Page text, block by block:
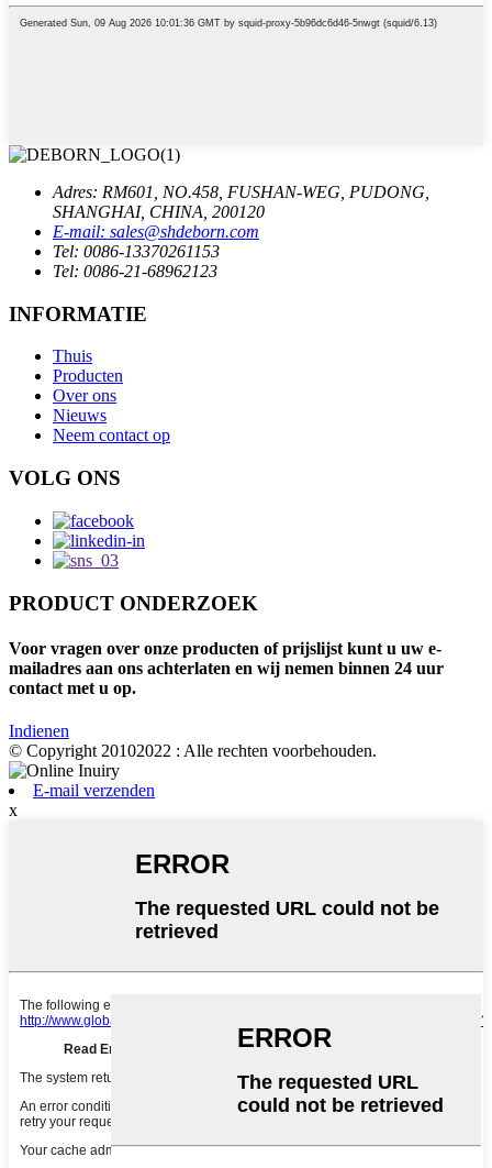
Adres: RM601, NO.458, FUSHAN-WEG, PUDONG,
SHANGHAI, CHINA, 200120
E-mail: sales@shdeborn.com
Tel: 0086-13370261153
Tel: 0086-21-68962123
INFORMATIE
Thuis
Producten
Over ons
Nieuws
Neem contact op
VOLG ONS
PRODUCT ONDERZOEK
Voor vragen over onze producten of prijslijst kunt u uw e-
mailadres aan ons achterlaten en wij nemen binnen 24 uur
contact met u op.
Indienen
© Copyright 20102022 : Alle rechten voorbehouden.
E-mail verzenden
x